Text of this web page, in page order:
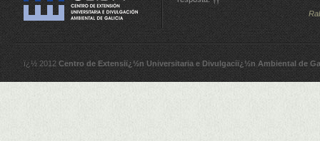
ï¿½ 2012 Centro de Extensiï¿½n Universitaria e Divulgaciï¿½n Ambiental de